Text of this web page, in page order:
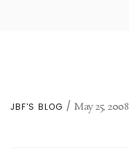
JBF'S BLOG May 25, 2008